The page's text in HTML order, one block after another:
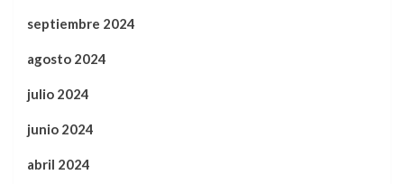
septiembre 2024
agosto 2024
julio 2024
junio 2024
abril 2024